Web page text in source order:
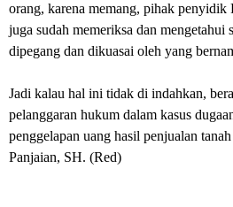
orang, karena memang, pihak penyidik
juga sudah memeriksa dan mengetahui
dipegang dan dikuasai oleh yang
Jadi kalau hal ini tidak di indahkan,
pelanggaran hukum dalam kasus
penggelapan uang hasil penjualan
Panjaian, SH. (Red)